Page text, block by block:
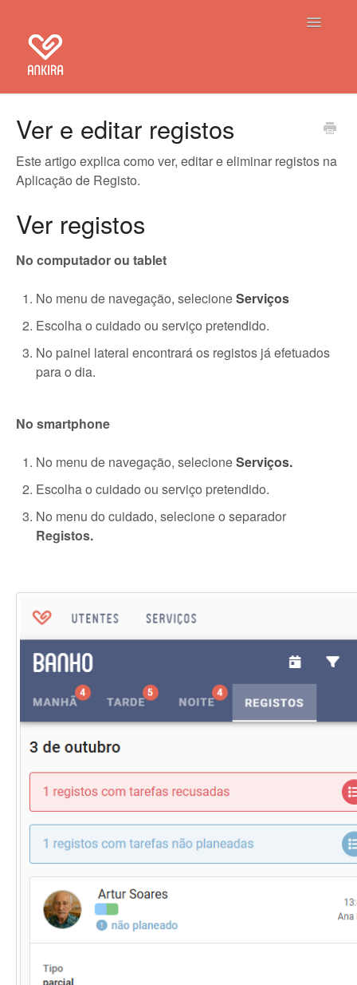
Toggle
Aplicação de Registo
Ver e editar registos
Este artigo explica como ver, editar e eliminar registos na
Aplicação de Registo.
Ver registos
No computador ou tablet
No menu de navegação, selecioneServiços
Escolha o cuidado ou serviço pretendido.
No painel lateral encontrará os registos já efetuados
para o dia.
No smartphone
No menu de navegação, selecioneServiços.
Escolha o cuidado ou serviço pretendido.
No menu do cuidado, selecione o separador
Registos.